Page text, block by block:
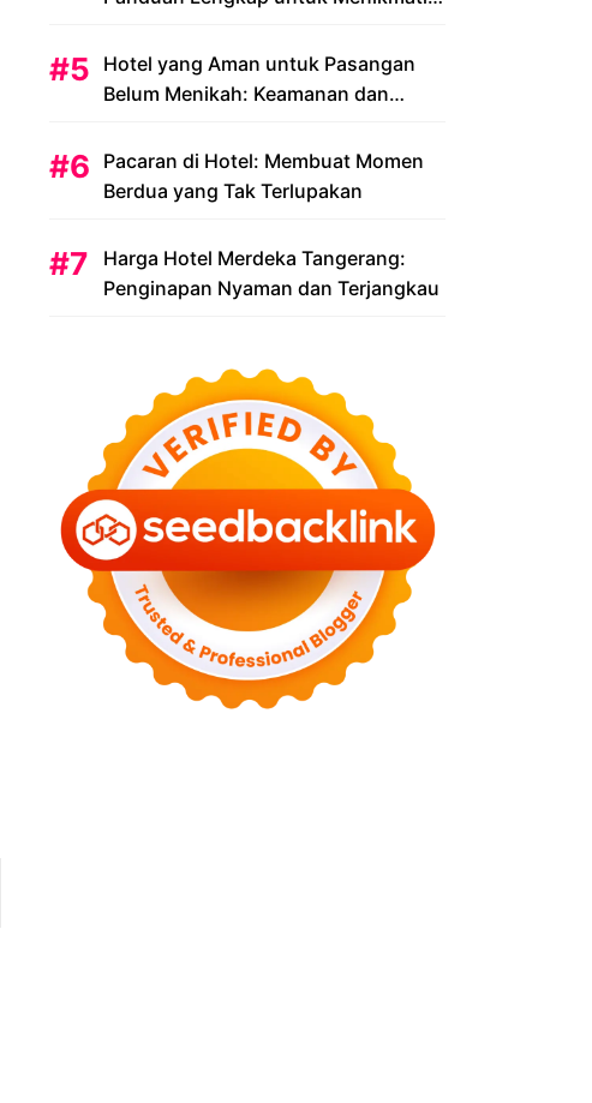
Hotel yang Aman untuk Pasangan
Belum Menikah: Keamanan dan
Pacaran di Hotel: Membuat Momen
Berdua yang Tak Terlupakan
Harga Hotel Merdeka Tangerang:
Penginapan Nyaman dan Terjangkau